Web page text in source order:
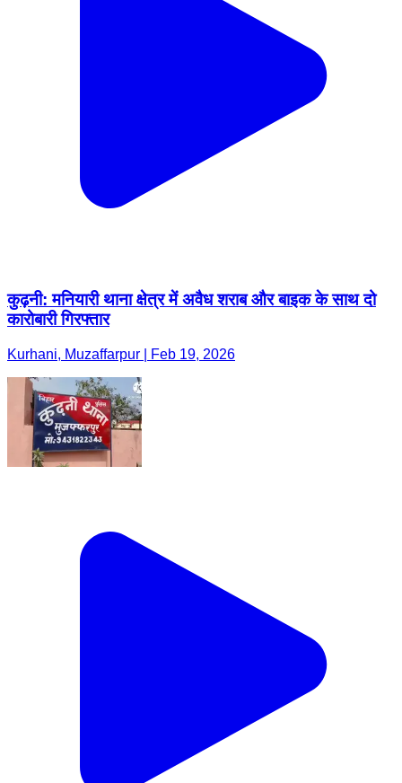
कुढ़नी: मनियारी थाना क्षेत्र में अवैध शराब और बाइक के साथ दो
कारोबारी गिरफ्तार
Kurhani, Muzaffarpur | Feb 19, 2026